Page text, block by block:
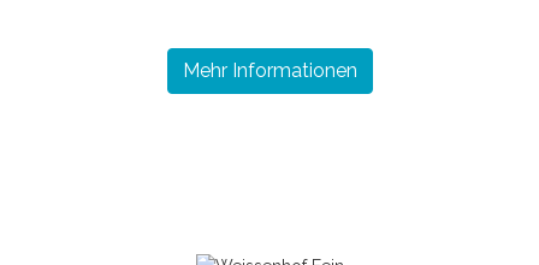
Mehr Informationen